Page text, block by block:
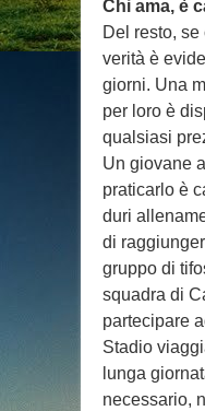
Chi ama, è
Del resto,
verità è
giorni. Una
per loro è
qualsiasi
Un giovane
praticarlo è
duri
di
gruppo di
squadra di
partecipare
Stadio
lunga
necessario,